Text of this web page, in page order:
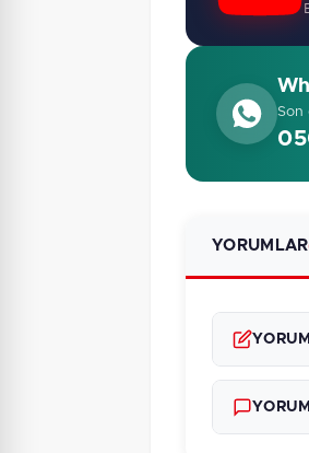
Son
YORUMLAR